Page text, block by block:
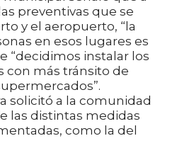
preventivas que se
y el aeropuerto, “la
en esos lugares es
“decidimos instalar los
con más tránsito de
solicitó a la comunidad
las distintas medidas
como la del